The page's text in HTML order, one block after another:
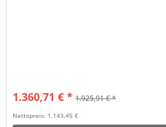
1.360,71 € * 1.925,91 € *
Nettopreis: 1.143,45 €